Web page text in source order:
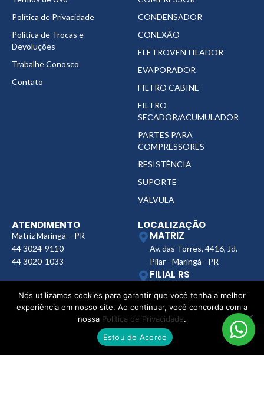
Política de Privacidade
Política de Trocas e
Devoluções
Trabalhe Conosco
Contato
CONDENSADOR
CONEXÃO
ELETROVENTILADOR
EVAPORADOR
FILTRO CABINE
FILTRO
SECADOR/ACUMULADOR
PARTES PARA
COMPRESSORES
RESISTÊNCIA
SUPORTE
VÁLVULA
ATENDIMENTO
Matriz Maringá – PR
44 3024-9110
44 3020-1033
Das 8:00 às 18:00h
LOCALIZAÇÃO
MATRIZ
Av. das Torres, 4416, Jd.
Pilar - Maringá - PR
FILIAL RS
Bairro Sanvitto - Caxias do
Sul - RS
FILIAL SP
Av. Ana Jacinta, 2450,
Nós utilizamos cookies para garantir que você tenha a melhor
experiência em nosso site. Ao continuar, você concorda com a
nossa Política de Privacidade.
Estou de Acordo